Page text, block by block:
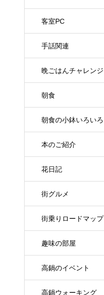
客室PC
手話関連
晩ごはんチャレンジ
朝食
朝食の小鉢いろいろ
本のご紹介
花日記
街グルメ
街乗りロードマップ
趣味の部屋
高鍋のイベント
高鍋ウォーキング